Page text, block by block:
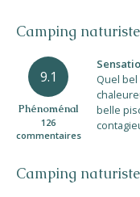
Camping
9.1
Phénoménal
126
commentaires
Quel
belle
Camping